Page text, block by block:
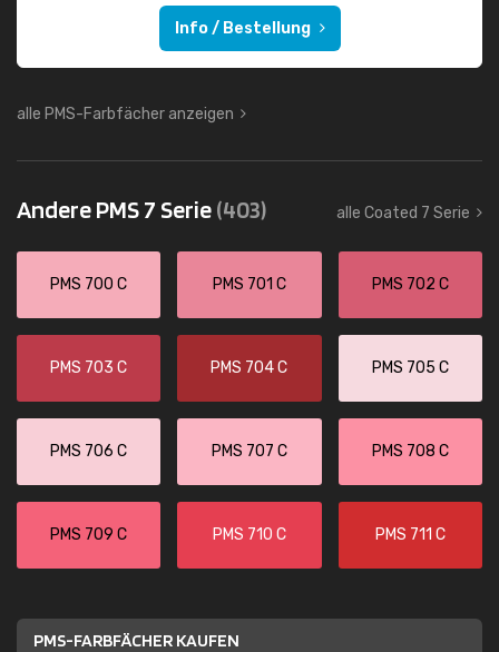
Info / Bestellung
alle PMS-Farbfächer anzeigen
Andere PMS 7 Serie(403) alle Coated 7 Serie
PMS 700 C PMS 701 C PMS 702 C
PMS 703 C PMS 704 C PMS 705 C
PMS 706 C PMS 707 C PMS 708 C
PMS 709 C PMS 710 C PMS 711 C
PMS-FARBFÄCHER KAUFEN